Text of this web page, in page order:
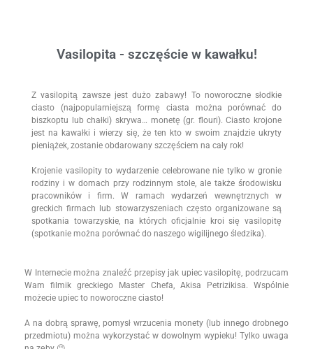
Vasilopita - szczęście w kawałku!
Z vasilopitą zawsze jest dużo zabawy! To noworoczne słodkie
ciasto (najpopularniejszą formę ciasta można porównać do
biszkoptu lub chałki) skrywa… monetę (gr. flouri). Ciasto krojone
jest na kawałki i wierzy się, że ten kto w swoim znajdzie ukryty
pieniążek, zostanie obdarowany szczęściem na cały rok!
Krojenie vasilopity to wydarzenie celebrowane nie tylko w gronie
rodziny i w domach przy rodzinnym stole, ale także środowisku
pracowników i firm. W ramach wydarzeń wewnętrznych w
greckich firmach lub stowarzyszeniach często organizowane są
spotkania towarzyskie, na których oficjalnie kroi się vasilopitę
(spotkanie można porównać do naszego wigilijnego śledzika).
W Internecie można znaleźć przepisy jak upiec vasilopitę, podrzucam
Wam filmik greckiego Master Chefa, Akisa Petrizikisa. Wspólnie
możecie upiec to noworoczne ciasto!
A na dobrą sprawę, pomysł wrzucenia monety (lub innego drobnego
przedmiotu) można wykorzystać w dowolnym wypieku! Tylko uwaga